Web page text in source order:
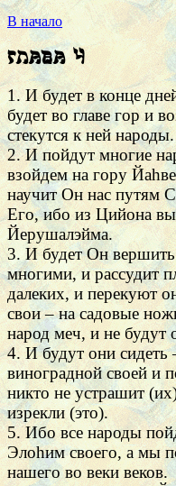
В начало
Глава 4
1. И будет в конце
будет во главе гор и
стекутся к ней народы.
2. И пойдут многие
взойдем на гору
научит Он нас путям
Его, ибо из Цийона
Йерушалэйма.
3. И будет Он
многими, и рассудит
далеких, и перекуют
свои – на садовые
народ меч, и не будут
4. И будут они
виноградной своей и
никто не устрашит
изрекли (это).
5. Ибо все народы
Элоhим своего, а мы
нашего во веки веков.